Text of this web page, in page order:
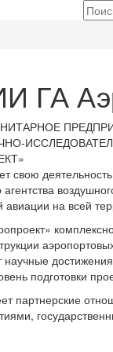
ГА
деятельность
на всей
подготовки
партнерские